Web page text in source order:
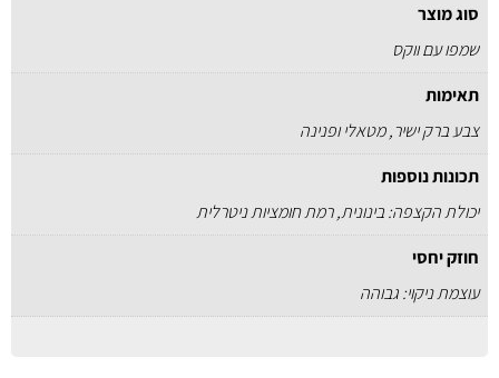
סוג מוצר
שמפו עם ווקס
תאימות
צבע ברק ישיר, מטאלי ופנינה
תכונות נוספות
יכולת הקצפה: בינונית, רמת חומציות ניטרלית
חוזק יחסי
עוצמת ניקוי: גבוהה